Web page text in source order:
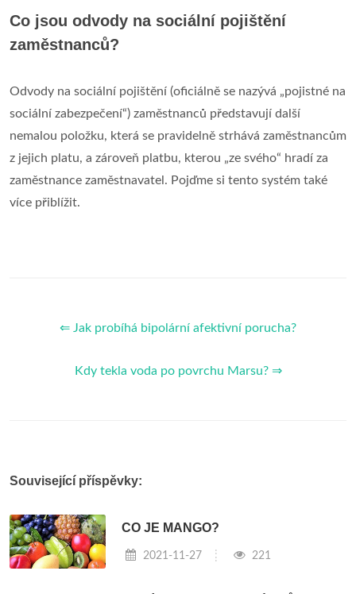
Co jsou odvody na sociální pojištění
zaměstnanců?
Odvody na sociální pojištění (oficiálně se nazývá „pojistné na
sociální zabezpečení“) zaměstnanců představují další
nemalou položku, která se pravidelně strhává zaměstnancům
z jejich platu, a zároveň platbu, kterou „ze svého“ hradí za
zaměstnance zaměstnavatel. Pojďme si tento systém také
více přiblížit.
⇐ Jak probíhá bipolární afektivní porucha?
Kdy tekla voda po povrchu Marsu? ⇒
Související příspěvky:
CO JE MANGO?
2021-11-27 221